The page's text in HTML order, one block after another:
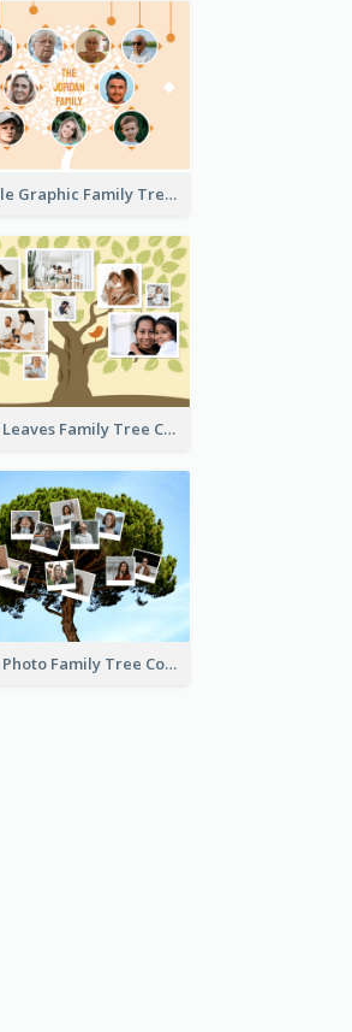
Simple Graphic Family Tree
Tree Leaves Family Tree Collage
Tree Photo Family Tree Collage